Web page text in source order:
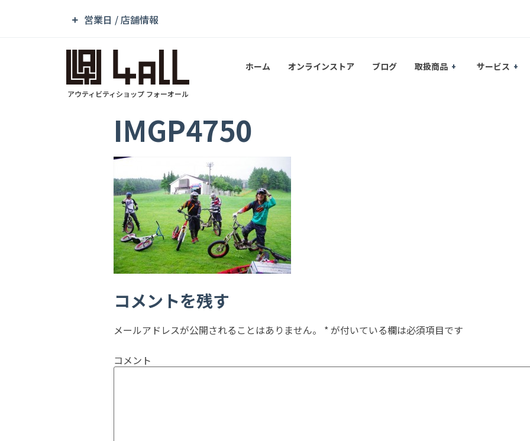
営業日 / 店舗情報
アウティビティショップ フォーオール
ホーム オンラインストア ブログ 取扱商品 サービス
IMGP4750
コメントを残す
メールアドレスが公開されることはありません。 *が付いている欄は必須項目です
コメント